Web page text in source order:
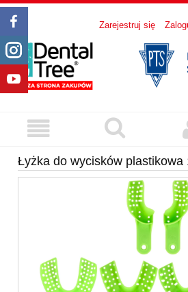
Zarejestruj się
Łyżka do wycisków plastikowa